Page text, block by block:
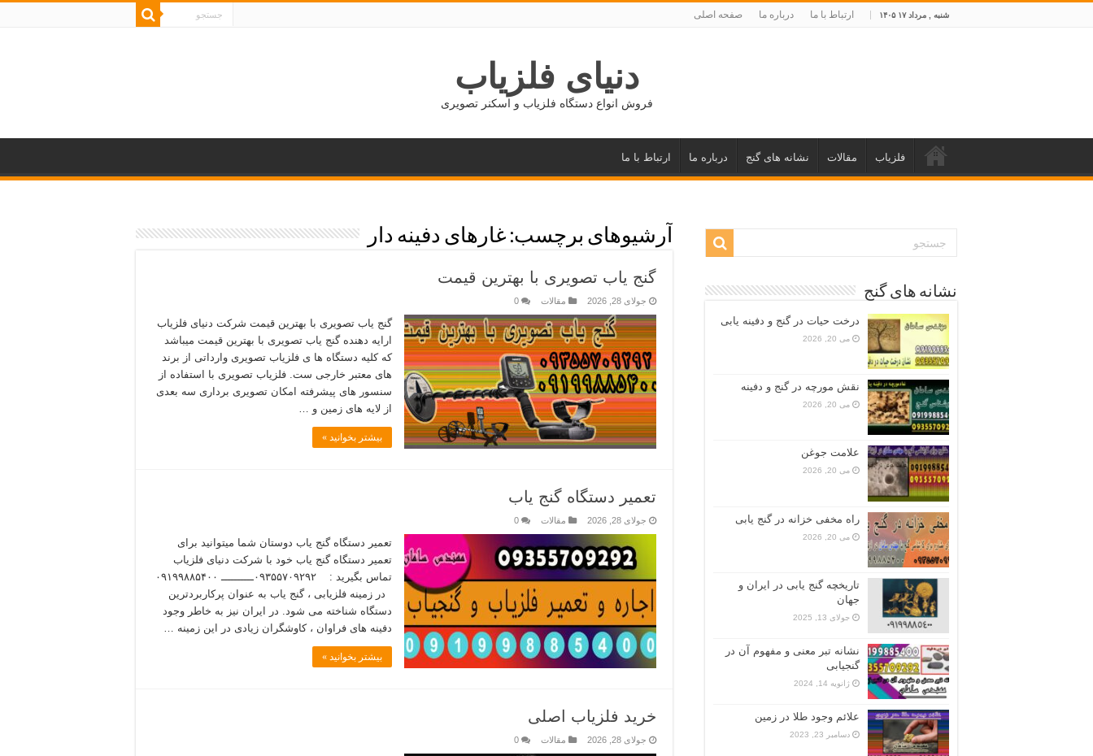
شنبه , مرداد ۱۷ ۱۴۰۵ ارتباط با ما درباره ما صفحه اصلی
دنیای فلزیاب
فروش انواع دستگاه فلزیاب و اسکنر تصویری
فلزیاب مقالات نشانه های گنج درباره ما ارتباط با ما
آرشیوهای برچسب: غارهای دفینه دار
گنج یاب تصویری با بهترین قیمت
جولای 28, 2026 مقالات 0
گنج یاب تصویری با بهترین قیمت شرکت دنیای فلزیاب
ارایه دهنده گنج یاب تصویری با بهترین قیمت میباشد
که کلیه دستگاه ها ی فلزیاب تصویری وارداتی از برند
های معتبر خارجی ست. فلزیاب تصویری با استفاده از
سنسور های پیشرفته امکان تصویری برداری سه بعدی
از لایه های زمین و …
بیشتر بخوانید »
تعمیر دستگاه گنج یاب
جولای 28, 2026 مقالات 0
تعمیر دستگاه گنج یاب دوستان شما میتوانید برای
تعمیر دستگاه گنج یاب خود با شرکت دنیای فلزیاب
تماس بگیرید : ۰۹۳۵۵۷۰۹۲۹۲ــــــــــ ۰۹۱۹۹۸۸۵۴۰۰
در زمینه فلزیابی ، گنج یاب به عنوان پرکاربردترین
دستگاه شناخته می شود. در ایران نیز به خاطر وجود
دفینه های فراوان ، کاوشگران زیادی در این زمینه …
بیشتر بخوانید »
خرید فلزیاب اصلی
جولای 28, 2026 مقالات 0
نشانه های گنج
درخت حیات در گنج و دفینه یابی
می 20, 2026
نقش مورچه در گنج و دفینه
می 20, 2026
علامت جوغن
می 20, 2026
راه مخفی خزانه در گنج یابی
می 20, 2026
تاریخچه گنج‌ یابی در ایران و
جهان
جولای 13, 2025
نشانه تبر معنی و مفهوم آن در
گنجیابی
ژانویه 14, 2024
علائم وجود طلا در زمین
دسامبر 23, 2023